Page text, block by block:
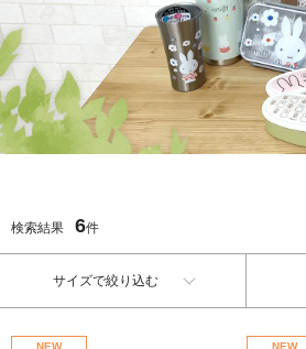
検索結果 6件
サイズで絞り込む
NEW NEW